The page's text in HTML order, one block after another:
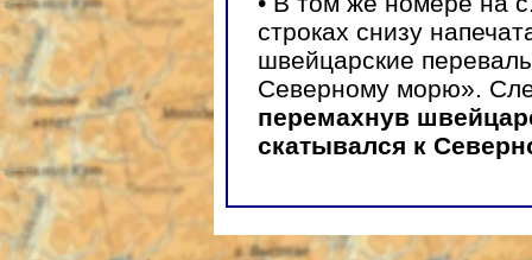
строках снизу
швейцарские
Северному морю».
перемахнув
скатывался к